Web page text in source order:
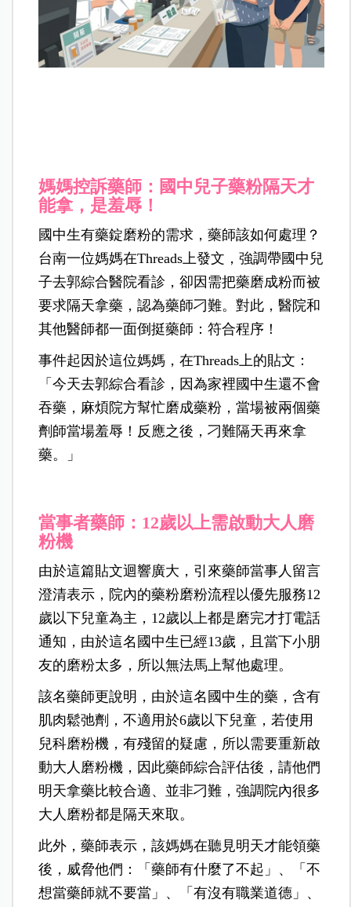
媽媽控訴藥師：國中兒子藥粉隔天才
能拿，是羞辱！
國中生有藥錠磨粉的需求，藥師該如何處理？
台南一位媽媽在Threads上發文，強調帶國中兒
子去郭綜合醫院看診，卻因需把藥磨成粉而被
要求隔天拿藥，認為藥師刁難。對此，醫院和
其他醫師都一面倒挺藥師：符合程序！
事件起因於這位媽媽，在Threads上的貼文：
「今天去郭綜合看診，因為家裡國中生還不會
吞藥，麻煩院方幫忙磨成藥粉，當場被兩個藥
劑師當場羞辱！反應之後，刁難隔天再來拿
藥。」
當事者藥師：12歲以上需啟動大人磨
粉機
由於這篇貼文迴響廣大，引來藥師當事人留言
澄清表示，院內的藥粉磨粉流程以優先服務12
歲以下兒童為主，12歲以上都是磨完才打電話
通知，由於這名國中生已經13歲，且當下小朋
友的磨粉太多，所以無法馬上幫他處理。
該名藥師更說明，由於這名國中生的藥，含有
肌肉鬆弛劑，不適用於6歲以下兒童，若使用
兒科磨粉機，有殘留的疑慮，所以需要重新啟
動大人磨粉機，因此藥師綜合評估後，請他們
明天拿藥比較合適、並非刁難，強調院內很多
大人磨粉都是隔天來取。
此外，藥師表示，該媽媽在聽見明天才能領藥
後，威脅他們：「藥師有什麼了不起」、「不
想當藥師就不要當」、「有沒有職業道德」、